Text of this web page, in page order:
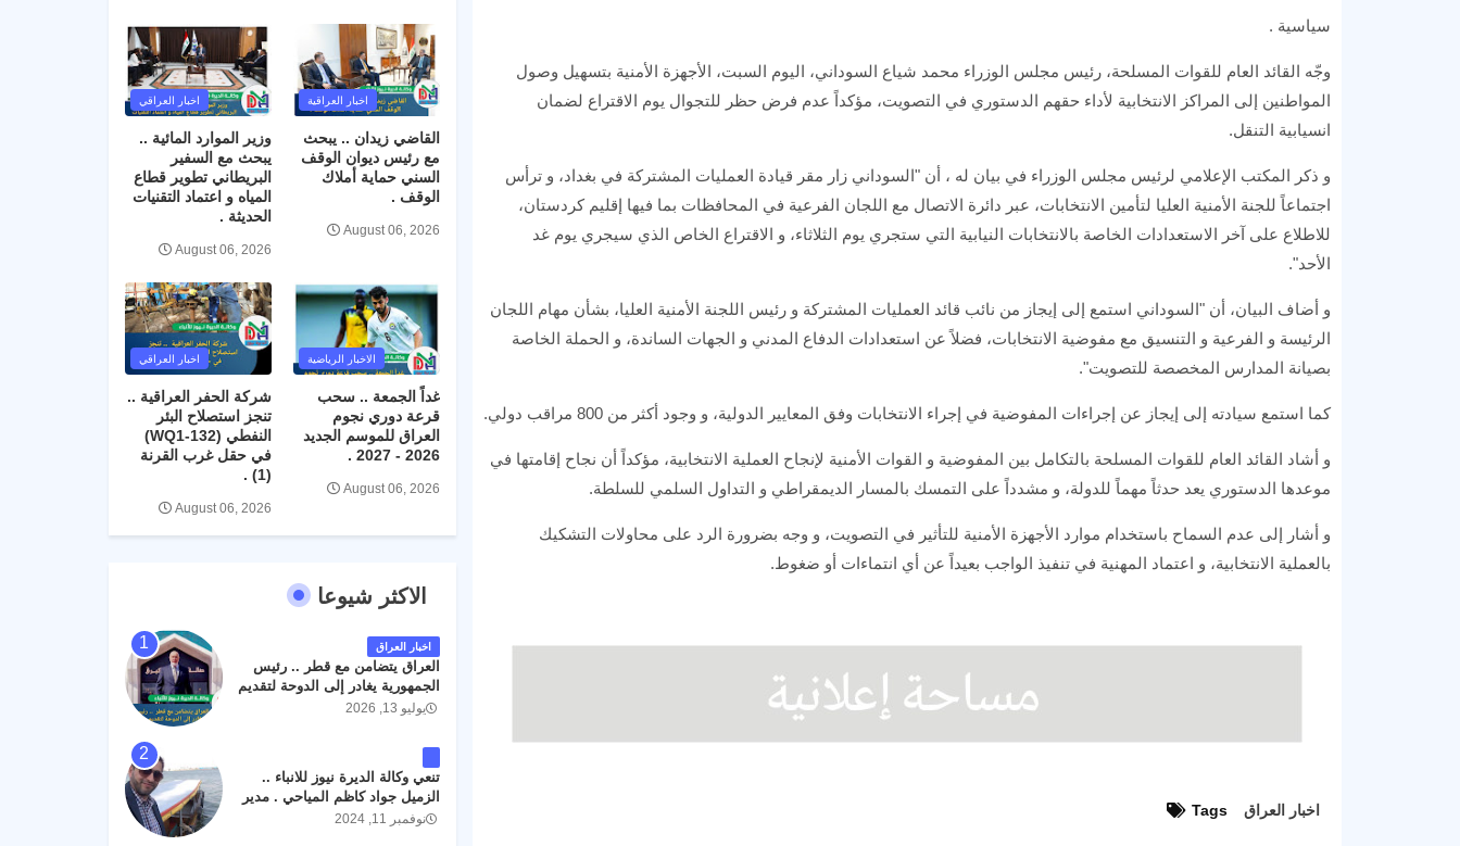
سياسية .
وجّه القائد العام للقوات المسلحة، رئيس مجلس الوزراء محمد شياع السوداني، اليوم السبت، الأجهزة الأمنية بتسهيل وصول
المواطنين إلى المراكز الانتخابية لأداء حقهم الدستوري في التصويت، مؤكداً عدم فرض حظر للتجوال يوم الاقتراع لضمان
انسيابية التنقل.
و ذكر المكتب الإعلامي لرئيس مجلس الوزراء في بيان له ، أن "السوداني زار مقر قيادة العمليات المشتركة في بغداد، و ترأس
اجتماعاً للجنة الأمنية العليا لتأمين الانتخابات، عبر دائرة الاتصال مع اللجان الفرعية في المحافظات بما فيها إقليم كردستان،
للاطلاع على آخر الاستعدادات الخاصة بالانتخابات النيابية التي ستجري يوم الثلاثاء، و الاقتراع الخاص الذي سيجري يوم غد
الأحد".
و أضاف البيان، أن "السوداني استمع إلى إيجاز من نائب قائد العمليات المشتركة و رئيس اللجنة الأمنية العليا، بشأن مهام اللجان
الرئيسة و الفرعية و التنسيق مع مفوضية الانتخابات، فضلاً عن استعدادات الدفاع المدني و الجهات الساندة، و الحملة الخاصة
بصيانة المدارس المخصصة للتصويت".
كما استمع سيادته إلى إيجاز عن إجراءات المفوضية في إجراء الانتخابات وفق المعايير الدولية، و وجود أكثر من 800 مراقب دولي.
و أشاد القائد العام للقوات المسلحة بالتكامل بين المفوضية و القوات الأمنية لإنجاح العملية الانتخابية، مؤكداً أن نجاح إقامتها في
موعدها الدستوري يعد حدثاً مهماً للدولة، و مشدداً على التمسك بالمسار الديمقراطي و التداول السلمي للسلطة.
و أشار إلى عدم السماح باستخدام موارد الأجهزة الأمنية للتأثير في التصويت، و وجه بضرورة الرد على محاولات التشكيك
بالعملية الانتخابية، و اعتماد المهنية في تنفيذ الواجب بعيداً عن أي انتماءات أو ضغوط.
Tags اخبار العراق
اخبار العراقية
القاضي زيدان .. يبحث
مع رئيس ديوان الوقف
السني حماية أملاك
الوقف .
August 06, 2026
اخبار العراقي
وزير الموارد المائية ..
يبحث مع السفير
البريطاني تطوير قطاع
المياه و اعتماد التقنيات
الحديثة .
August 06, 2026
الاخبار الرياضية
غداً الجمعة .. سحب
قرعة دوري نجوم
العراق للموسم الجديد
2026 - 2027 .
August 06, 2026
اخبار العراقي
شركة الحفر العراقية ..
تنجز استصلاح البئر
النفطي (WQ1-132)
في حقل غرب القرنة
(1) .
August 06, 2026
الاكثر شيوعا
اخبار العراق
العراق يتضامن مع قطر .. رئيس
الجمهورية يغادر إلى الدوحة لتقديم
واجب العزاء .
يوليو 13, 2026
تنعي وكالة الديرة نيوز للانباء ..
الزميل جواد كاظم المياحي . مدير
الخطوط الجوية العراقية السابق
نوفمبر 11, 2024